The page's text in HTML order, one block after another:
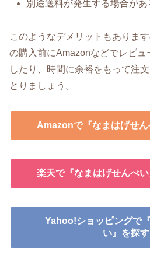
別途送料が発生する場合があ
このようなデメリットもありま
の購入前にAmazonなどでレビュ
したり、時間に余裕をもって注
とりましょう。
Amazonで『なまはげせ
楽天で『なまはげせんべ
Yahoo!ショッピングで
い』を探